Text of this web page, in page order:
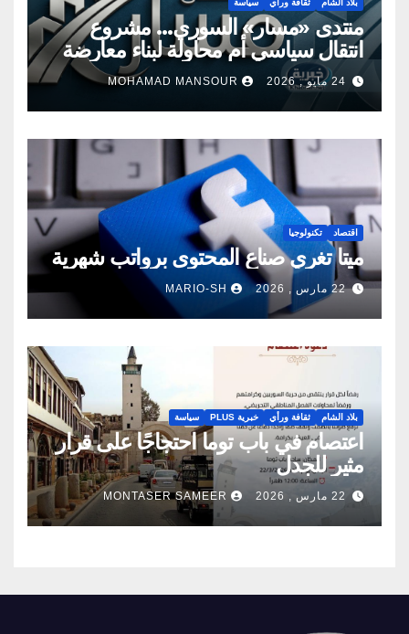
بلاد الشام ثقافة ورأي سياسة
منتدى «مسار» السوري… مشروع
انتقال سياسي أم محاولة لبناء معارضة
جديدة؟
24 مايو , 2026 MOHAMAD MANSOUR
اقتصاد تكنولوجيا
ميتا تغري صناع المحتوى برواتب شهرية
22 مارس , 2026 MARIO-SH
بلاد الشام ثقافة ورأي خبرية PLUS سياسة
اعتصام في باب توما احتجاجًا على قرار
مثير للجدل
22 مارس , 2026 MONTASER SAMEER